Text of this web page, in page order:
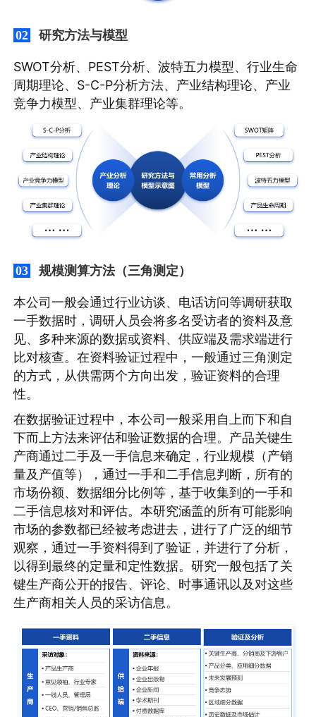
02 研究方法与模型
SWOT分析、PEST分析、波特五力模型、行业生命
周期理论、S-C-P分析方法、产业结构理论、产业
竞争力模型、产业集群理论等。
03 规模测算方法（三角测定）
本公司一般会通过行业访谈、电话访问等调研获取
一手数据时，调研人员会将多名受访者的资料及意
见、多种来源的数据或资料、供应端及需求端进行
比对核查。在资料验证过程中，一般通过三角测定
的方式，从供需两个方向出发，验证资料的合理
性。
在数据验证过程中，本公司一般采用自上而下和自
下而上方法来评估和验证数据的合理。产品关键生
产商通过二手及一手信息来确定，行业规模（产销
量及产值等），通过一手和二手信息判断，所有的
市场份额、数据细分比例等，基于收集到的一手和
二手信息核对和评估。本研究涵盖的所有可能影响
市场的参数都已经被考虑进去，进行了广泛的细节
观察，通过一手资料得到了验证，并进行了分析，
以得到最终的定量和定性数据。研究一般包括了关
键生产商公开的报告、评论、时事通讯以及对这些
生产商相关人员的采访信息。